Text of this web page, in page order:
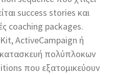
success stories και
coaching packages.
ActiveCampaign ή
πολύπλοκων
που εξατομικεύουν